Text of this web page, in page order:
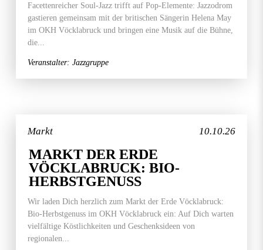
Facettenreicher Soul-Jazz trifft auf Pop-Elemente: Jazzodrom
gastieren gemeinsam mit der britischen Sängerin Helena May
im OKH Vöcklabruck und bringen eine Musik auf die Bühne,
die...
Veranstalter: Jazzgruppe
10.10.26
Markt
MARKT DER ERDE
VÖCKLABRUCK: BIO-
HERBSTGENUSS
Wir laden Dich herzlich zum Markt der Erde Vöcklabruck:
Bio-Herbstgenuss im OKH Vöcklabruck ein: Auf Dich warten
vielfältige Köstlichkeiten und Geschenksideen von
regionalen...